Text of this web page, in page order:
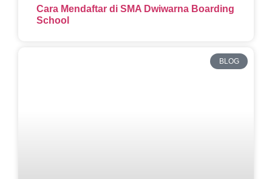
Cara Mendaftar di SMA Dwiwarna Boarding
School
BLOG